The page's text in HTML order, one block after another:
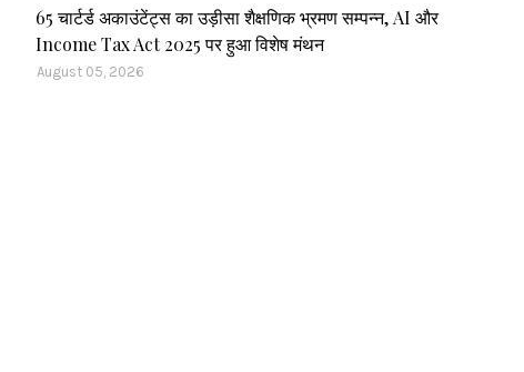
65 चार्टर्ड अकाउंटेंट्स का उड़ीसा शैक्षणिक भ्रमण सम्पन्न, AI और
Income Tax Act 2025 पर हुआ विशेष मंथन
August 05, 2026